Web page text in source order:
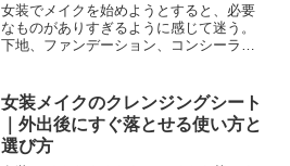
女装でメイクを始めようとすると、必要
なものがありすぎるように感じて迷う。
下地、ファンデーション、コンシーラ
められないように感じる。でも、最初か
ら全部を買う必要はない。女装...
女装メイクのクレンジングシート
｜外出後にすぐ落とせる使い方と
選び方